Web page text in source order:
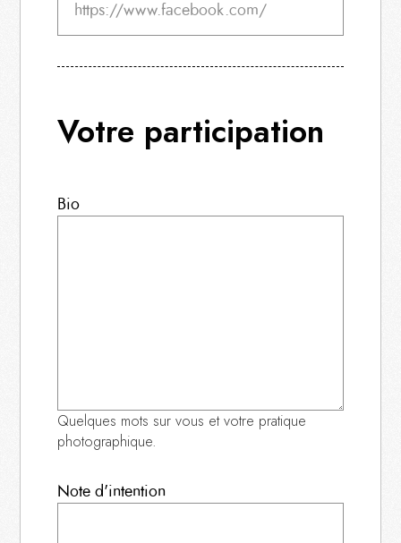
Votre participation
Bio
Quelques mots sur vous et votre pratique
photographique.
Note d'intention